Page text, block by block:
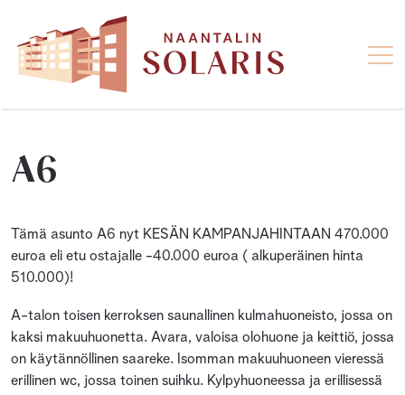
A6
Tämä asunto A6 nyt KESÄN KAMPANJAHINTAAN 470.000
euroa eli etu ostajalle -40.000 euroa ( alkuperäinen hinta
510.000)!
A-talon toisen kerroksen saunallinen kulmahuoneisto, jossa on
kaksi makuuhuonetta. Avara, valoisa olohuone ja keittiö, jossa
on käytännöllinen saareke. Isomman makuuhuoneen vieressä
erillinen wc, jossa toinen suihku. Kylpyhuoneessa ja erillisessä